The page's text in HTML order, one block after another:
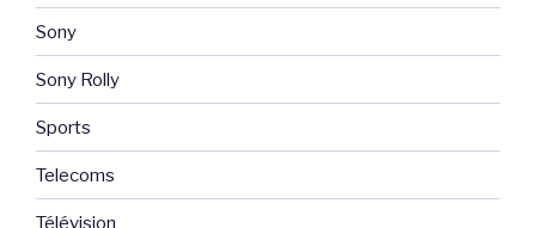
Sony
Sony Rolly
Sports
Telecoms
Télévision